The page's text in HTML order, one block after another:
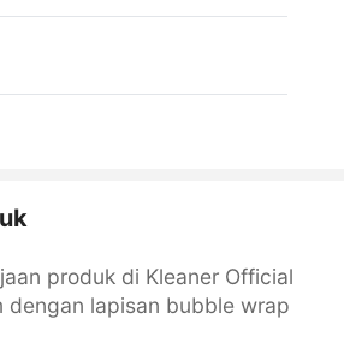
produk di Kleaner Official
dengan lapisan bubble wrap